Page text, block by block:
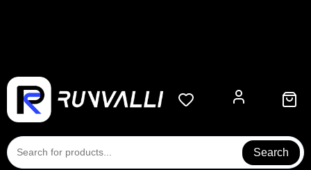
Search